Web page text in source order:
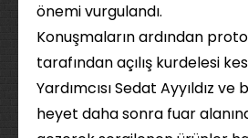
önemi vurgulandı.
Konuşmaların ardından
tarafından açılış kurdelesi
Yardımcısı Sedat Ayyıldız
heyet daha sonra fuar